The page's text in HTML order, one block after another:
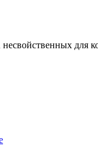
для